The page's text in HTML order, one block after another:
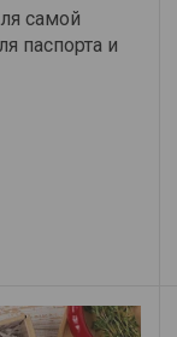
самой
паспорта и